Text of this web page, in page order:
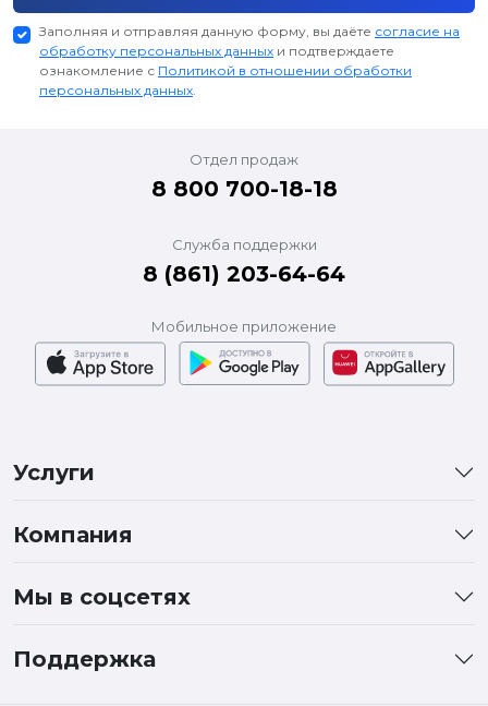
Заполняя и отправляя данную форму, вы даёте согласие на
обработку персональных данных и подтверждаете
ознакомление с Политикой в отношении обработки
персональных данных
Услуги
Компания
Мы в соцсетях
Поддержка
Мобильное приложение
Отдел продаж
8 800 700-18-18
Служба поддержки
8 (861) 203-64-64